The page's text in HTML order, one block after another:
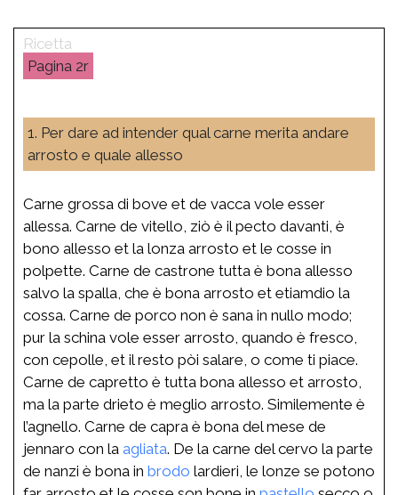
2r
1. Per dare ad intender qual carne merita andare
arrosto e quale allesso
Carne grossa di bove et de vacca vole esser
allessa. Carne de vitello, ziò è il pecto davanti, è
bono allesso et la lonza arrosto et le cosse in
polpette. Carne de castrone tutta è bona allesso
salvo la spalla, che è bona arrosto et etiamdio la
cossa. Carne de porco non è sana in nullo modo;
pur la schina vole esser arrosto, quando è fresco,
con cepolle, et il resto pòi salare, o come ti piace.
Carne de capretto è tutta bona allesso et arrosto,
ma la parte drieto è meglio arrosto. Similemente è
l’agnello. Carne de capra è bona del mese de
jennaro con la agliata. De la carne del cervo la parte
de nanzi è bona in brodo lardieri, le lonze se potono